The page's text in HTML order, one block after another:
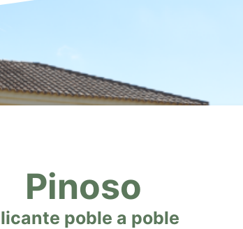
Pinoso
poble a poble